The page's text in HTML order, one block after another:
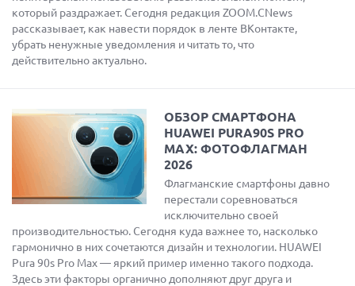
который раздражает. Сегодня редакция ZOOM.CNews
рассказывает, как навести порядок в ленте ВКонтакте,
убрать ненужные уведомления и читать то, что
действительно актуально.
ОБЗОР СМАРТФОНА
HUAWEI PURA90S PRO
MAX: ФОТОФЛАГМАН
2026
Флагманские смартфоны давно
перестали соревноваться
исключительно своей
производительностью. Сегодня куда важнее то, насколько
гармонично в них сочетаются дизайн и технологии. HUAWEI
Pura 90s Pro Max — яркий пример именно такого подхода.
Здесь эти факторы органично дополняют друг друга и